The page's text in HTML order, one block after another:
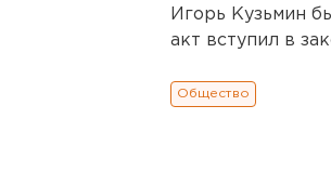
Игорь Кузьмин
акт вступил в
Общество